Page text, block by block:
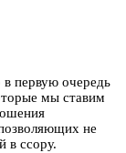
первую очередь
мы ставим
не
в ссору.